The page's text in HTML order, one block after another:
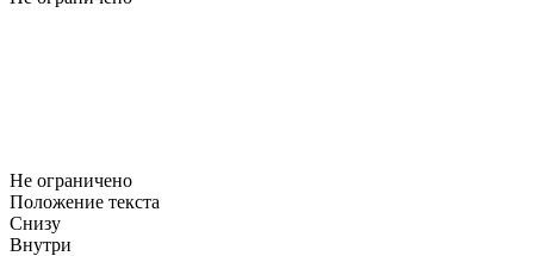
Не ограничено
Положение текста
Снизу
Внутри